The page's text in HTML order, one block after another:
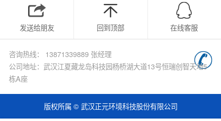
发送给朋友 回到顶部 在线客服
咨询热线： 13871339889 张经理
公司地址：武汉江夏藏龙岛科技园杨桥湖大道13号恒瑞创智天地5
栋A座
版权所属 © 武汉正元环境科技股份有限公司